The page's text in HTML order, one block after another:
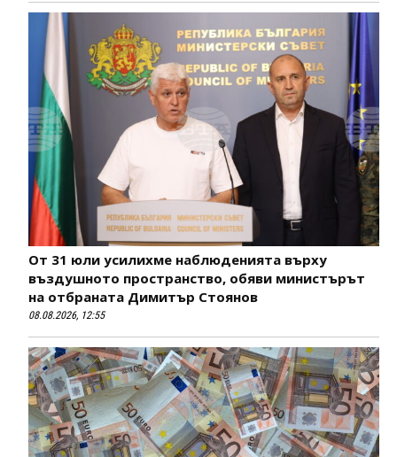
От 31 юли усилихме наблюденията върху
въздушното пространство, обяви министърът
на отбраната Димитър Стоянов
08.08.2026, 12:55